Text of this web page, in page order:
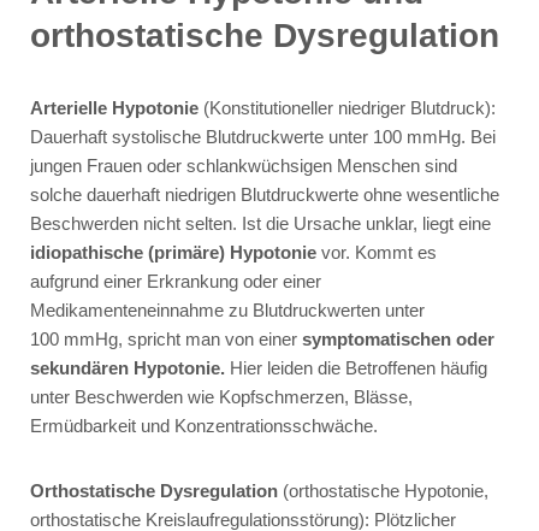
orthostatische Dysregulation
Arterielle Hypotonie (Konstitutioneller niedriger Blutdruck):
Dauerhaft systolische Blutdruckwerte unter 100 mmHg. Bei
jungen Frauen oder schlankwüchsigen Menschen sind
solche dauerhaft niedrigen Blutdruckwerte ohne wesentliche
Beschwerden nicht selten. Ist die Ursache unklar, liegt eine
idiopathische (primäre) Hypotonie vor. Kommt es
aufgrund einer Erkrankung oder einer
Medikamenteneinnahme zu Blutdruckwerten unter
100 mmHg, spricht man von einer symptomatischen oder
sekundären Hypotonie. Hier leiden die Betroffenen häufig
unter Beschwerden wie Kopfschmerzen, Blässe,
Ermüdbarkeit und Konzentrationsschwäche.
Orthostatische Dysregulation (orthostatische Hypotonie,
orthostatische Kreislaufregulationsstörung): Plötzlicher